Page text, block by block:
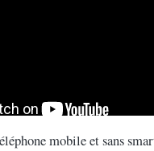
mobile et sans